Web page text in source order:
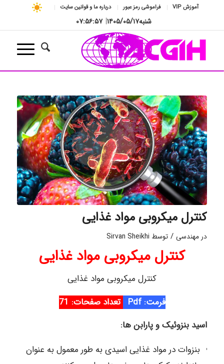
آموزش VIP فراموشی رمز عبور درباره ما و قوانین سایت
شنبه۱۴۰۵/۰۵/۱۷| ۰۷:۵۶:۵۸
کنترل میکروبی مواد غذایی
در مهندسی / توسط Sirvan Sheikhi
کنترل میکروبی مواد غذایی
کنترل میکروبی مواد غذایی
فرمت: Pdf
تعداد صفحات: 71
اسید بنزوئیک و پارابن ها:
بنزوات در مواد غذایی اسیدی به طور معمول به عنوان